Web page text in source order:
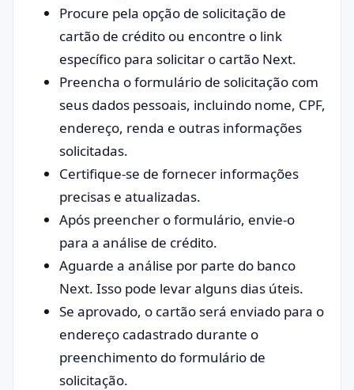
Procure pela opção de solicitação de
cartão de crédito ou encontre o link
específico para solicitar o cartão Next.
Preencha o formulário de solicitação com
seus dados pessoais, incluindo nome, CPF,
endereço, renda e outras informações
solicitadas.
Certifique-se de fornecer informações
precisas e atualizadas.
Após preencher o formulário, envie-o
para a análise de crédito.
Aguarde a análise por parte do banco
Next. Isso pode levar alguns dias úteis.
Se aprovado, o cartão será enviado para o
endereço cadastrado durante o
preenchimento do formulário de
solicitação.